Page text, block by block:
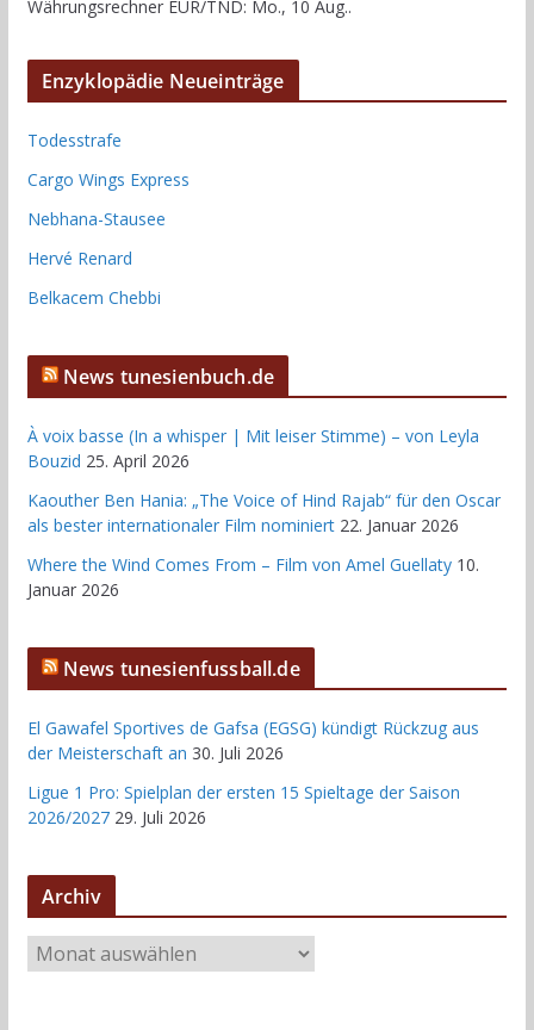
Währungsrechner EUR/TND: Mo., 10 Aug..
Enzyklopädie Neueinträge
Todesstrafe
Cargo Wings Express
Nebhana-Stausee
Hervé Renard
Belkacem Chebbi
News tunesienbuch.de
À voix basse (In a whisper | Mit leiser Stimme) – von Leyla
Bouzid 25. April 2026
Kaouther Ben Hania: „The Voice of Hind Rajab“ für den Oscar
als bester internationaler Film nominiert 22. Januar 2026
Where the Wind Comes From – Film von Amel Guellaty 10.
Januar 2026
News tunesienfussball.de
El Gawafel Sportives de Gafsa (EGSG) kündigt Rückzug aus
der Meisterschaft an 30. Juli 2026
Ligue 1 Pro: Spielplan der ersten 15 Spieltage der Saison
2026/2027 29. Juli 2026
Archiv
r